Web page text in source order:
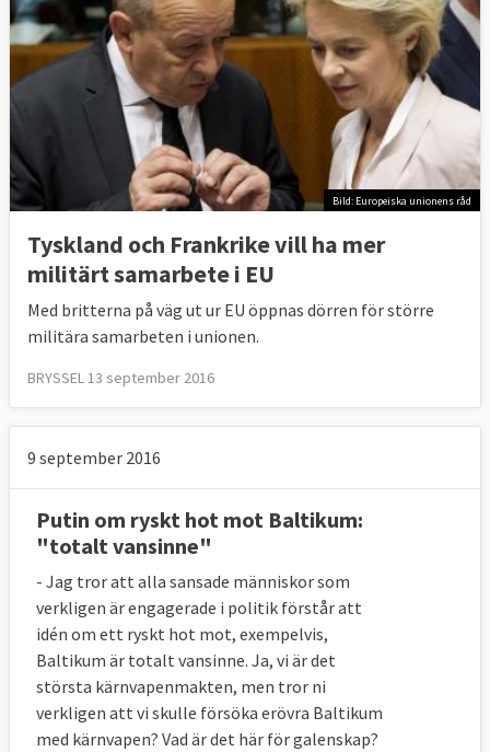
Bild: Europeiska unionens råd
Tyskland och Frankrike vill ha mer
militärt samarbete i EU
Med britterna på väg ut ur EU öppnas dörren för större
militära samarbeten i unionen.
BRYSSEL 13 september 2016
9 september 2016
Putin om ryskt hot mot Baltikum:
"totalt vansinne"
- Jag tror att alla sansade människor som
verkligen är engagerade i politik förstår att
idén om ett ryskt hot mot, exempelvis,
Baltikum är totalt vansinne. Ja, vi är det
största kärnvapenmakten, men tror ni
verkligen att vi skulle försöka erövra Baltikum
med kärnvapen? Vad är det här för galenskap?